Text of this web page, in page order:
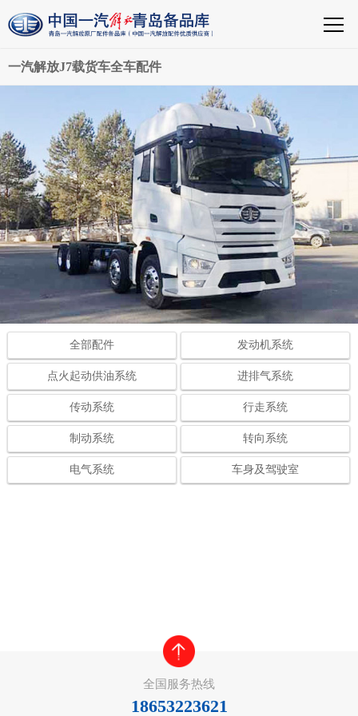
一汽解放J7载货车全车配件
全部配件 发动机系统
点火起动供油系统 进排气系统
传动系统 行走系统
制动系统 转向系统
电气系统 车身及驾驶室
全国服务热线
18653223621